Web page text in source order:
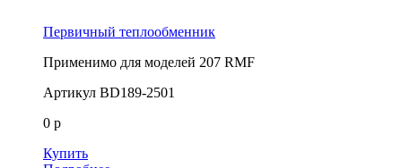
Первичный теплообменник
Применимо для моделей 207 RMF
Артикул BD189-2501
0 р
Купить